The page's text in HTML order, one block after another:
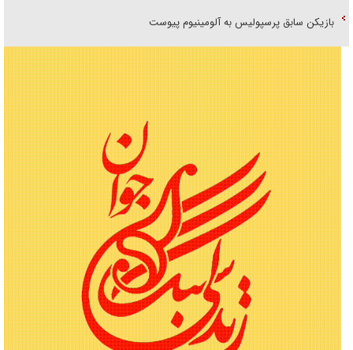
بازیکن سابق پرسپولیس به آلومینیوم پیوست